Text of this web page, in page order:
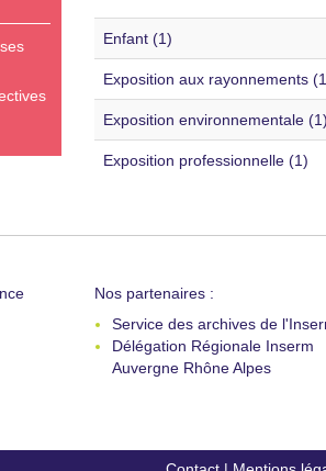
Enfant (1)
Exposition aux rayonnements
Exposition environnementale (1)
Exposition professionnelle (1)
Nos partenaires :
Service des archives de
Délégation Régionale Inserm
Auvergne Rhône Alpes